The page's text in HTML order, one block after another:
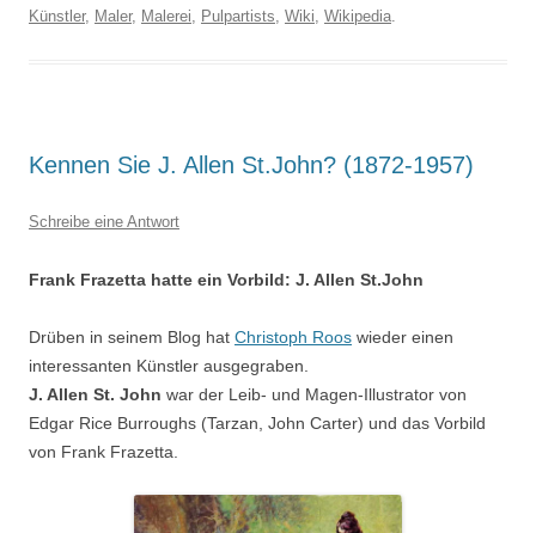
Künstler, Maler, Malerei, Pulpartists, Wiki, Wikipedia.
Kennen Sie J. Allen St.John? (1872-1957)
Schreibe eine Antwort
Frank Frazetta hatte ein Vorbild: J. Allen St.John
Drüben in seinem Blog hat Christoph Roos wieder einen
interessanten Künstler ausgegraben.
J. Allen St. John war der Leib- und Magen-Illustrator von
Edgar Rice Burroughs (Tarzan, John Carter) und das Vorbild
von Frank Frazetta.